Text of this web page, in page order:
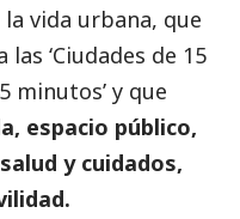
vida urbana, que
las ‘Ciudades de 15
minutos’ y que
espacio público,
y cuidados,